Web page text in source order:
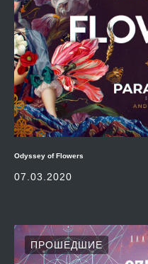
Odyssey of Flowers
07.03.2020
ПРОШЕДШИЕ